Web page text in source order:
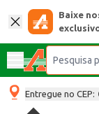
Baixe
Entregue no CEP: